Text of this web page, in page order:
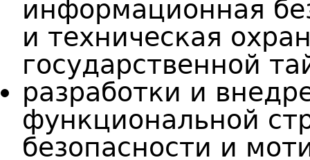
информационная
и техническая
государственной
разработки и
функциональной
безопасности и